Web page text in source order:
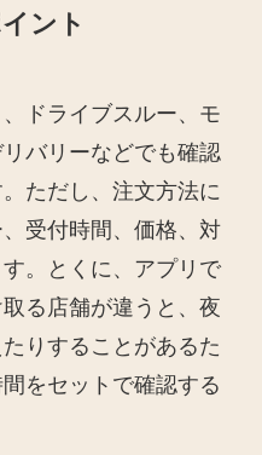
ント
ドライブスルー、モ
バリーなどでも確認
ただし、注文方法に
受付時間、価格、対
。とくに、アプリで
る店舗が違うと、夜
りすることがあるた
をセットで確認する